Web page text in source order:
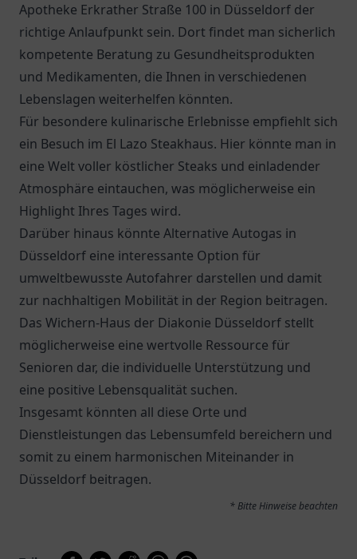
Apotheke Erkrather Straße 100 in Düsseldorf der
richtige Anlaufpunkt sein. Dort findet man sicherlich
kompetente Beratung zu Gesundheitsprodukten
und Medikamenten, die Ihnen in verschiedenen
Lebenslagen weiterhelfen könnten.
Für besondere kulinarische Erlebnisse empfiehlt sich
ein Besuch im El Lazo Steakhaus. Hier könnte man in
eine Welt voller köstlicher Steaks und einladender
Atmosphäre eintauchen, was möglicherweise ein
Highlight Ihres Tages wird.
Darüber hinaus könnte Alternative Autogas in
Düsseldorf eine interessante Option für
umweltbewusste Autofahrer darstellen und damit
zur nachhaltigen Mobilität in der Region beitragen.
Das Wichern-Haus der Diakonie Düsseldorf stellt
möglicherweise eine wertvolle Ressource für
Senioren dar, die individuelle Unterstützung und
eine positive Lebensqualität suchen.
Insgesamt könnten all diese Orte und
Dienstleistungen das Lebensumfeld bereichern und
somit zu einem harmonischen Miteinander in
Düsseldorf beitragen.
* Bitte Hinweise beachten